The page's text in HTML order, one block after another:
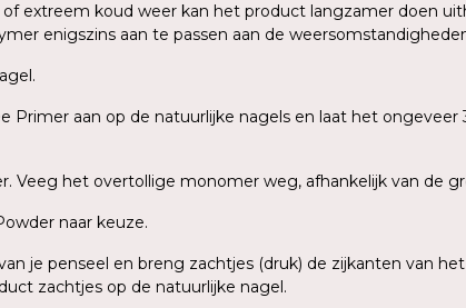
extreem koud weer kan het product langzamer doen
enigszins aan te passen aan de
Primer aan op de natuurlijke nagels en laat het
Veeg het overtollige monomer weg, afhankelijk van de
naar keuze.
je penseel en breng zachtjes (druk) de zijkanten van
zachtjes op de natuurlijke nagel.